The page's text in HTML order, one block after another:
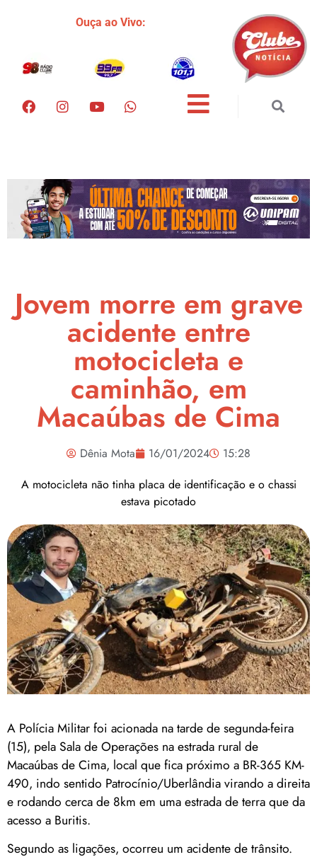
Ouça ao Vivo:
Jovem morre em grave
acidente entre
motocicleta e
caminhão, em
Macaúbas de Cima
Dênia Mota 16/01/2024
15:28
A motocicleta não tinha placa de identificação e o chassi
estava picotado
A Polícia Militar foi acionada na tarde de segunda-feira
(15), pela Sala de Operações na estrada rural de
Macaúbas de Cima, local que fica próximo a BR-365 KM-
490, indo sentido Patrocínio/Uberlândia virando a direita
e rodando cerca de 8km em uma estrada de terra que da
acesso a Buritis.
Segundo as ligações, ocorreu um acidente de trânsito.